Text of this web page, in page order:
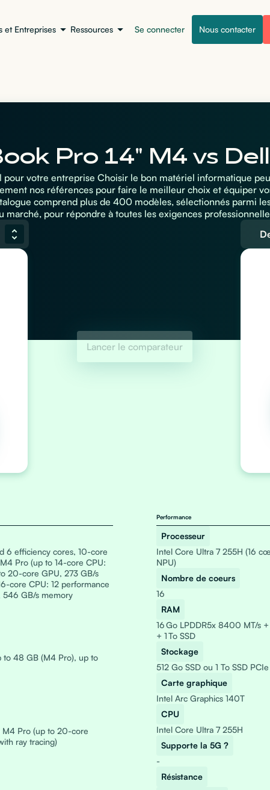
et Entreprises Ressources Se connecter Nous contacter
Pro 14" M4 vs
pour votre entreprise Choisir le bon matériel informatique
nos références pour faire le meilleur choix et équiper
comprend plus de 400 modèles, sélectionnés parmi
marché, pour répondre à toutes les exigences
Lancer le comparateur
6 efficiency cores, 10-core
Pro (up to 14-core CPU:
20-core GPU, 273 GB/s
core CPU: 12 performance
GB/s memory
to 48 GB (M4 Pro), up to
M4 Pro (up to 20-core
ray tracing)
Performance
Processeur
Intel Core Ultra 7 255H (16
NPU)
Nombre de coeurs
16
RAM
16 Go LPDDR5x 8400 MT/s
+ 1 To SSD
Stockage
512 Go SSD ou 1 To SSD
Carte graphique
Intel Arc Graphics 140T
CPU
Intel Core Ultra 7 255H
Supporte la 5G ?
-
Résistance